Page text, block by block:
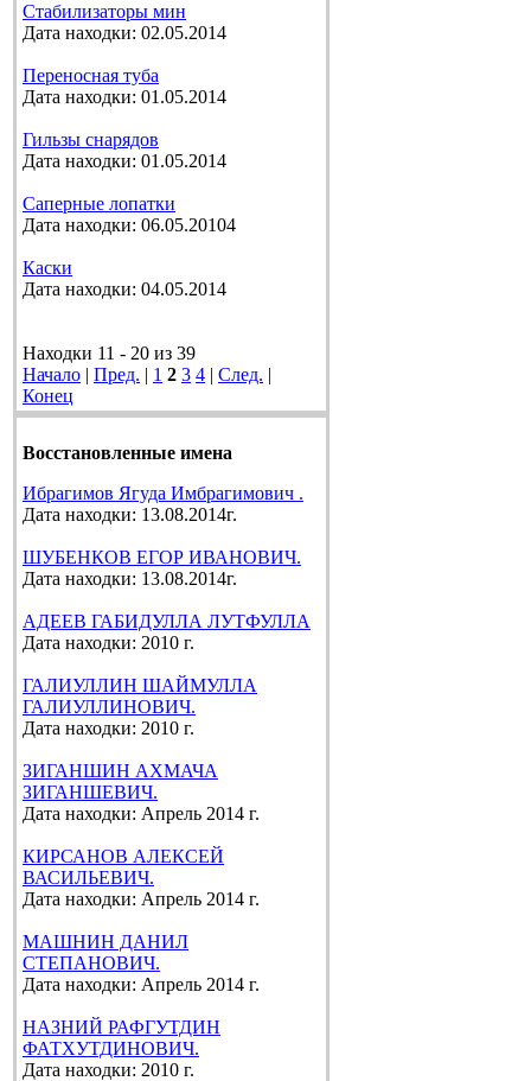
Стабилизаторы мин
Дата находки: 02.05.2014
Переносная туба
Дата находки: 01.05.2014
Гильзы снарядов
Дата находки: 01.05.2014
Саперные лопатки
Дата находки: 06.05.20104
Каски
Дата находки: 04.05.2014
Находки 11 - 20 из 39
Начало | Пред. | 1 2 3 4 | След. |
Конец
Восстановленные имена
Ибрагимов Ягуда Имбрагимович .
Дата находки: 13.08.2014г.
ШУБЕНКОВ ЕГОР ИВАНОВИЧ.
Дата находки: 13.08.2014г.
АДЕЕВ ГАБИДУЛЛА ЛУТФУЛЛА
Дата находки: 2010 г.
ГАЛИУЛЛИН ШАЙМУЛЛА
ГАЛИУЛЛИНОВИЧ.
Дата находки: 2010 г.
ЗИГАНШИН АХМАЧА
ЗИГАНШЕВИЧ.
Дата находки: Апрель 2014 г.
КИРСАНОВ АЛЕКСЕЙ
ВАСИЛЬЕВИЧ.
Дата находки: Апрель 2014 г.
МАШНИН ДАНИЛ
СТЕПАНОВИЧ.
Дата находки: Апрель 2014 г.
НАЗНИЙ РАФГУТДИН
ФАТХУТДИНОВИЧ.
Дата находки: 2010 г.